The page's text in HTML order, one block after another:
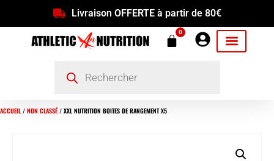
Livraison OFFERTE à partir de 80€
0
ACCUEIL/ NON CLASSÉ/ XXL NUTRITION BOITES DE RANGEMENT X5